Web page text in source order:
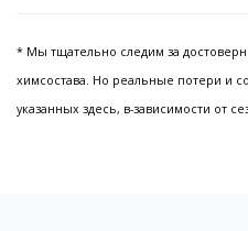
* Мы тщательно следим за
химсостава. Но реальные потери и
указанных здесь, в-зависимости от